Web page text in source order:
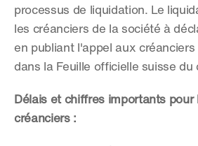
processus de liquidation. Le
les créanciers de la société à
en publiant l'appel aux
dans la Feuille officielle suisse du
Délais et chiffres importants pour
créanciers :